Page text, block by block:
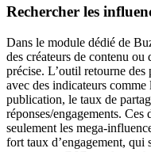
Rechercher les
Dans le module dédié de
des créateurs de contenu ou
précise. L’outil retourne
avec des indicateurs
publication, le taux de
réponses/engagements.
seulement les mega-
fort taux d’engagement, qui